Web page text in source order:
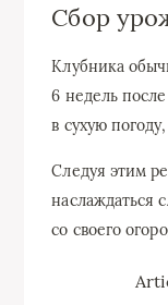
Сбор
Клубника
6 недель
в сухую
Следуя этим
наслаждаться
со своего